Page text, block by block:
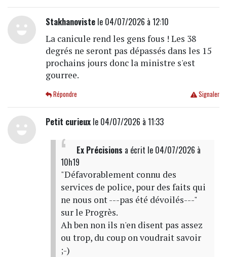
Stakhanovistele 04/07/2026 à 12:10
La canicule rend les gens fous ! Les 38
degrés ne seront pas dépassés dans les 15
prochains jours donc la ministre s'est
gourree.
Signaler
Répondre
Petit curieuxle 04/07/2026 à 11:33
Ex Précisions a écrit le 04/07/2026 à
10h19
"Défavorablement connu des
services de police, pour des faits qui
ne nous ont ---pas été dévoilés---"
sur le Progrès.
Ah ben non ils n'en disent pas assez
ou trop, du coup on voudrait savoir
;-)